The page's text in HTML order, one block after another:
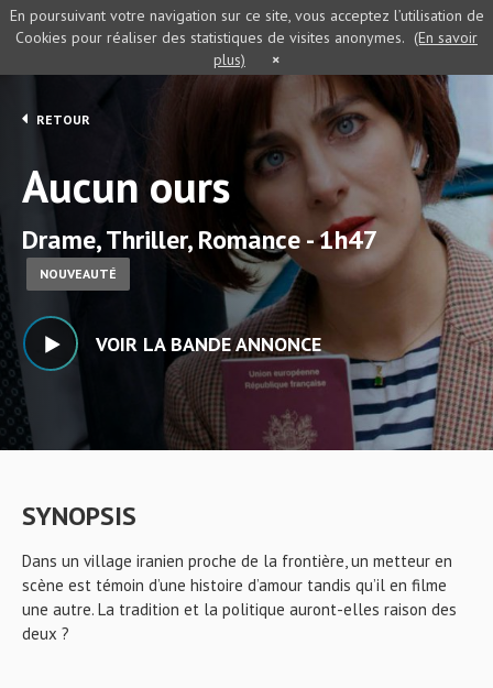
RETOUR
Aucun ours
Drame, Thriller, Romance - 1h47
NOUVEAUTÉ
VOIR LA BANDE ANNONCE
SYNOPSIS
Dans un village iranien proche de la frontière, un metteur en
scène est témoin d’une histoire d’amour tandis qu’il en filme
une autre. La tradition et la politique auront-elles raison des
deux ?
En poursuivant votre navigation sur ce site, vous acceptez l’utilisation de
Cookies pour réaliser des statistiques de visites anonymes. (En savoir
plus)
×